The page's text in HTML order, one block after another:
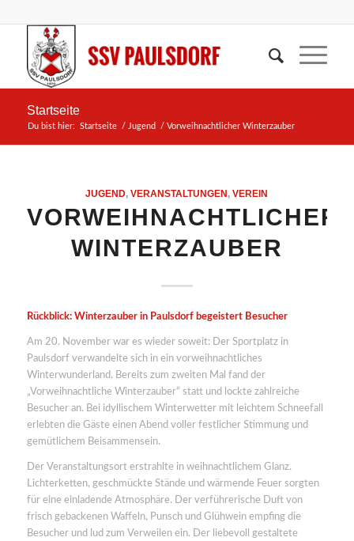
Startseite
Du bist hier: Startseite / Jugend / Vorweihnachtlicher Winterzauber
JUGEND,VERANSTALTUNGEN,VEREIN
VORWEIHNACHTLICHER
WINTERZAUBER
Rückblick: Winterzauber in Paulsdorf begeistert Besucher
Am 20. November war es wieder soweit: Der Sportplatz in
Paulsdorf verwandelte sich in ein vorweihnachtliches
Winterwunderland. Bereits zum zweiten Mal fand der
„Vorweihnachtliche Winterzauber“ statt und lockte zahlreiche
Besucher an. Bei idyllischem Winterwetter mit leichtem Schneefall
erlebten die Gäste einen Abend voller festlicher Stimmung und
gemütlichem Beisammensein.
Der Veranstaltungsort erstrahlte in weihnachtlichem Glanz.
Lichterketten, geschmückte Stände und wärmende Feuer sorgten
für eine einladende Atmosphäre. Der verführerische Duft von
frisch gebackenen Waffeln, Punsch und Glühwein empfing die
Besucher und lud zum Verweilen ein. Der liebevoll gestaltete